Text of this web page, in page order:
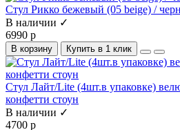
Стул Рикко бежевый (05 beige) /
В наличии ✓
6990 р
В корзину Купить в 1 клик
Стул Лайт/Lite (4шт.в упаковке)
конфетти стоун
В наличии ✓
4700 р